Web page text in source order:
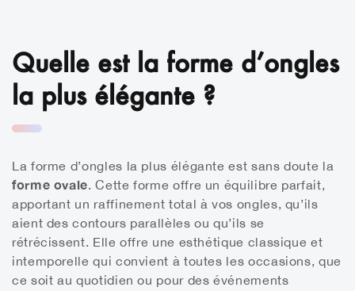
Quelle est la forme d’ongles
la plus élégante ?
La forme d’ongles la plus élégante est sans doute la
forme ovale. Cette forme offre un équilibre parfait,
apportant un raffinement total à vos ongles, qu’ils
aient des contours parallèles ou qu’ils se
rétrécissent. Elle offre une esthétique classique et
intemporelle qui convient à toutes les occasions, que
ce soit au quotidien ou pour des événements